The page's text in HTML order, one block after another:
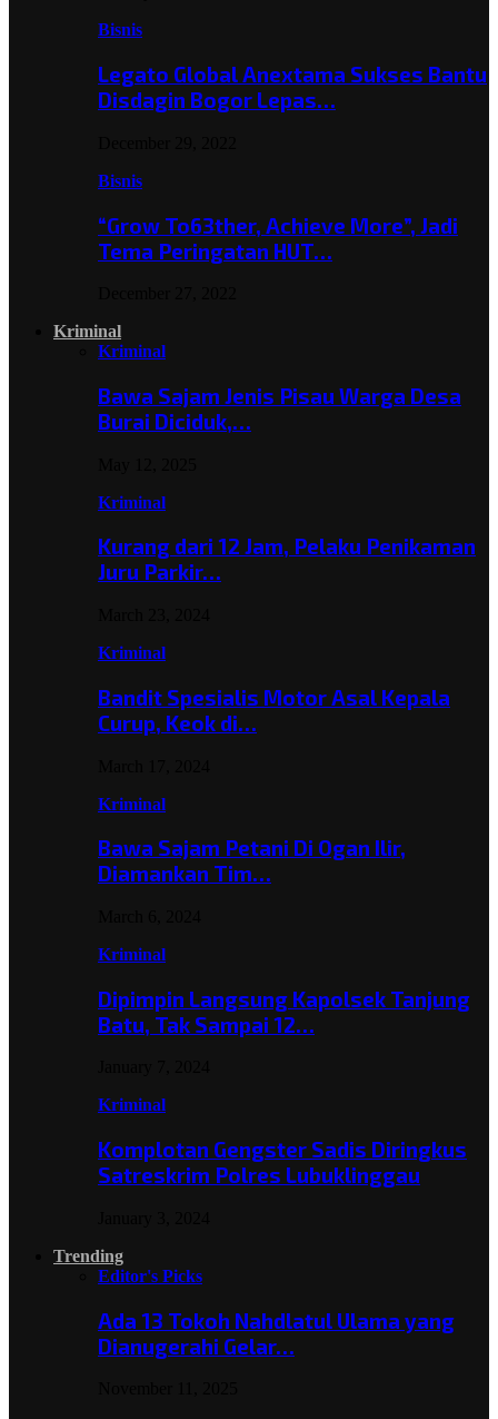
Bisnis
Legato Global Anextama Sukses Bantu
Disdagin Bogor Lepas…
Bisnis
“Grow To63ther, Achieve More”, Jadi
Tema Peringatan HUT…
Kriminal
Kriminal
Bawa Sajam Jenis Pisau Warga Desa
Burai Diciduk,…
Kriminal
Kurang dari 12 Jam, Pelaku Penikaman
Juru Parkir…
Kriminal
Bandit Spesialis Motor Asal Kepala
Curup, Keok di…
Kriminal
Bawa Sajam Petani Di Ogan Ilir,
Diamankan Tim…
Kriminal
Dipimpin Langsung Kapolsek Tanjung
Batu, Tak Sampai 12…
Kriminal
Komplotan Gengster Sadis Diringkus
Satreskrim Polres Lubuklinggau
Trending
Editor's Picks
Ada 13 Tokoh Nahdlatul Ulama yang
Dianugerahi Gelar…